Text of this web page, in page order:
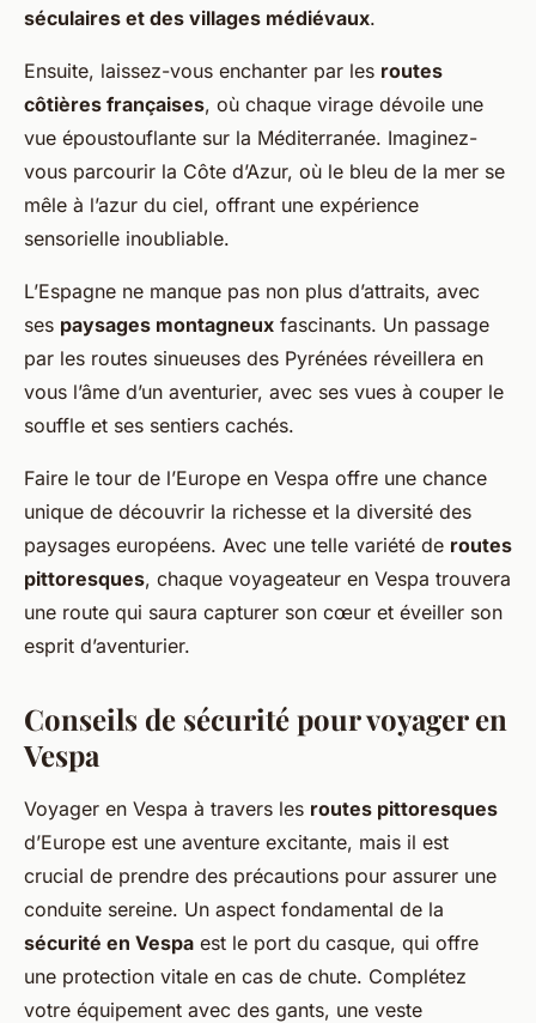
séculaires et des villages médiévaux.
Ensuite, laissez-vous enchanter par les routes
côtières françaises, où chaque virage dévoile une
vue époustouflante sur la Méditerranée. Imaginez-
vous parcourir la Côte d’Azur, où le bleu de la mer se
mêle à l’azur du ciel, offrant une expérience
sensorielle inoubliable.
L’Espagne ne manque pas non plus d’attraits, avec
ses paysages montagneux fascinants. Un passage
par les routes sinueuses des Pyrénées réveillera en
vous l’âme d’un aventurier, avec ses vues à couper le
souffle et ses sentiers cachés.
Faire le tour de l’Europe en Vespa offre une chance
unique de découvrir la richesse et la diversité des
paysages européens. Avec une telle variété de routes
pittoresques, chaque voyageateur en Vespa trouvera
une route qui saura capturer son cœur et éveiller son
esprit d’aventurier.
Conseils de sécurité pour voyager en
Vespa
Voyager en Vespa à travers les routes pittoresques
d’Europe est une aventure excitante, mais il est
crucial de prendre des précautions pour assurer une
conduite sereine. Un aspect fondamental de la
sécurité en Vespa est le port du casque, qui offre
une protection vitale en cas de chute. Complétez
votre équipement avec des gants, une veste